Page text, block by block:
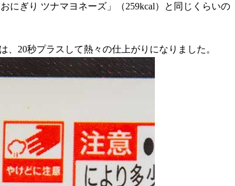
にぎり ツナマヨネーズ」（259kcal）と同じくらいの
20秒プラスして熱々の仕上がりになりました。